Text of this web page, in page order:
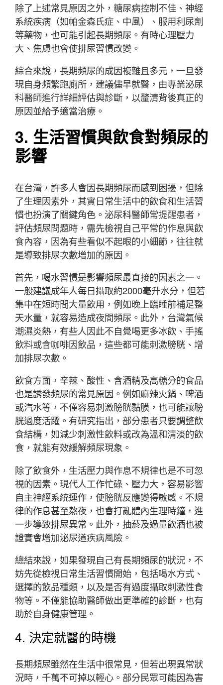
除了上述常見原因之外，糖尿病控制不佳、神經
系統疾病（如帕金森氏症、中風）、服用利尿劑
等藥物，也可能引起長期頻尿。有時心理壓力
大、焦慮也會使排尿習慣改變。
綜合來說，長期頻尿的成因複雜且多元，一旦發
現自身頻繁跑廁所，建議儘早就醫，由專業泌尿
科醫師進行詳細評估與診斷，以釐清背後真正的
原因並給予適當治療。
3. 生活習慣與飲食對頻尿的
影響
在台灣，許多人會因長期頻尿而感到困擾，但除
了生理因素外，其實日常生活中的飲食和生活習
慣也扮演了關鍵角色。泌尿科醫師常提醒患者，
評估頻尿問題時，需先檢視自己平常的作息與飲
食內容，因為有些看似不起眼的小細節，往往就
是導致排尿次數增加的原因。
首先，喝水習慣是影響頻尿最直接的因素之一。
一般建議成年人每日攝取約2000毫升水分，但若
集中在短時間大量飲用，例如晚上臨睡前補足整
天水量，就容易造成夜間頻尿。此外，台灣氣候
潮濕炎熱，有些人因此不自覺喝更多冰飲、手搖
飲料或含咖啡因飲品，這些都可能刺激膀胱、增
加排尿次數。
飲食方面，辛辣、酸性、含酒精及高糖分的食品
也是誘發頻尿的常見原因。例如麻辣火鍋、啤酒
或汽水等，不僅容易刺激膀胱黏膜，也可能讓膀
胱過度活躍。有研究指出，部分患者只要調整飲
食結構，如減少刺激性飲料或改為溫和清淡的飲
食，就能有效緩解頻尿現象。
除了飲食外，生活壓力與作息不規律也是不可忽
視的因素。現代人工作忙碌、壓力大，容易影響
自主神經系統運作，使膀胱反應變得敏感。不規
律的作息甚至熬夜，也會打亂體內生理時鐘，進
一步導致排尿異常。此外，抽菸及過量飲酒也被
證實會增加泌尿道疾病風險。
總結來說，如果發現自己有長期頻尿的狀況，不
妨先從檢視日常生活習慣開始，包括喝水方式、
選擇的飲品種類，以及是否有過度攝取刺激性食
物等。不僅能協助醫師做出更準確的診斷，也有
助於自身健康管理。
4. 決定就醫的時機
長期頻尿雖然在生活中很常見，但若出現異常狀
況時，千萬不可掉以輕心。部分民眾可能因為害